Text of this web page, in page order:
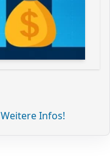
Weitere Infos!